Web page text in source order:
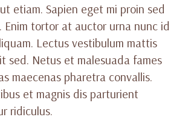
etiam. Sapien eget mi proin sed
Enim tortor at auctor urna nunc id
Lectus vestibulum mattis
sed. Netus et malesuada fames
maecenas pharetra convallis.
et magnis dis parturient
ridiculus.